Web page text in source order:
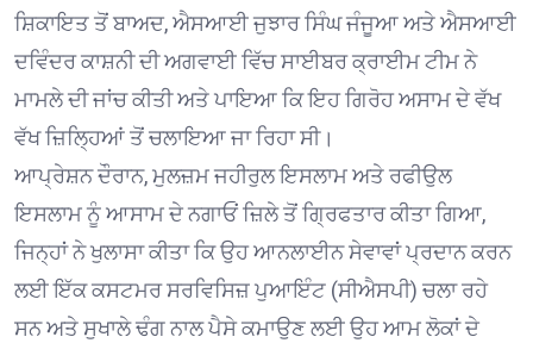
ਸ਼ਿਕਾਇਤ ਤੋਂ ਬਾਅਦ, ਐਸਆਈ ਜੁਝਾਰ ਸਿੰਘ ਜੰਜੂਆ ਅਤੇ ਐਸਆਈ
ਦਵਿੰਦਰ ਕਾਸ਼ਨੀ ਦੀ ਅਗਵਾਈ ਵਿੱਚ ਸਾਈਬਰ ਕ੍ਰਾਈਮ ਟੀਮ ਨੇ
ਮਾਮਲੇ ਦੀ ਜਾਂਚ ਕੀਤੀ ਅਤੇ ਪਾਇਆ ਕਿ ਇਹ ਗਿਰੋਹ ਅਸਾਮ ਦੇ ਵੱਖ
ਵੱਖ ਜ਼ਿਲਿ੍ਹਆਂ ਤੋਂ ਚਲਾਇਆ ਜਾ ਰਿਹਾ ਸੀ।
ਆਪ੍ਰੇਸ਼ਨ ਦੌਰਾਨ, ਮੁਲਜ਼ਮ ਜਹੀਰੁਲ ਇਸਲਾਮ ਅਤੇ ਰਫੀਉਲ
ਇਸਲਾਮ ਨੂੰ ਆਸਾਮ ਦੇ ਨਗਾਓਂ ਜ਼ਿਲੇ ਤੋਂ ਗ੍ਰਿਫਤਾਰ ਕੀਤਾ ਗਿਆ,
ਜਿਨ੍ਹਾਂ ਨੇ ਖੁਲਾਸਾ ਕੀਤਾ ਕਿ ਉਹ ਆਨਲਾਈਨ ਸੇਵਾਵਾਂ ਪ੍ਰਦਾਨ ਕਰਨ
ਲਈ ਇੱਕ ਕਸਟਮਰ ਸਰਵਿਸਿਜ਼ ਪੁਆਇੰਟ (ਸੀਐਸਪੀ) ਚਲਾ ਰਹੇ
ਸਨ ਅਤੇ ਸੁਖਾਲੇ ਢੰਗ ਨਾਲ ਪੈਸੇ ਕਮਾਉਣ ਲਈ ਉਹ ਆਮ ਲੋਕਾਂ ਦੇ